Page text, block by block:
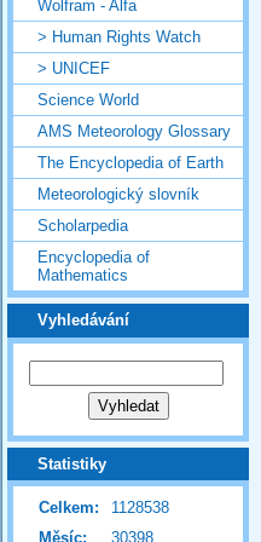
Wolfram - Alfa
> Human Rights Watch
> UNICEF
Science World
AMS Meteorology Glossary
The Encyclopedia of Earth
Meteorologický slovník
Scholarpedia
Encyclopedia of
Mathematics
Vyhledávání
Statistiky
Celkem:
1128538
Měsíc:
30398